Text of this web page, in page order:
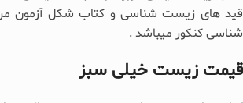
قید های زیست شناسی و کتاب شکل آزمون
شناسی کنکور میباشد .
قیمت زیست خیلی سبز